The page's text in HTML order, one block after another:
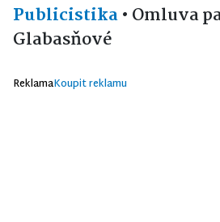
Publicistika• Omluva
Glabasňové
ReklamaKoupit reklamu